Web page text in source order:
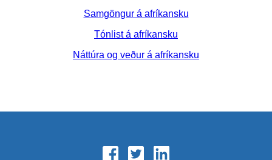
Samgöngur á afríkansku
Tónlist á afríkansku
Náttúra og veður á afríkansku